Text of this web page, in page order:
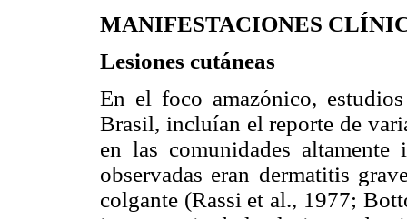
MANIFESTACIONES
Lesiones cutáneas
En el foco amazónico,
Brasil, incluían el reporte de
en las comunidades
observadas eran dermatitis
colgante (Rassi et al., 1977;